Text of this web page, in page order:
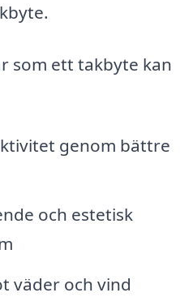
som ett takbyte kan
genom bättre
och estetisk
väder och vind